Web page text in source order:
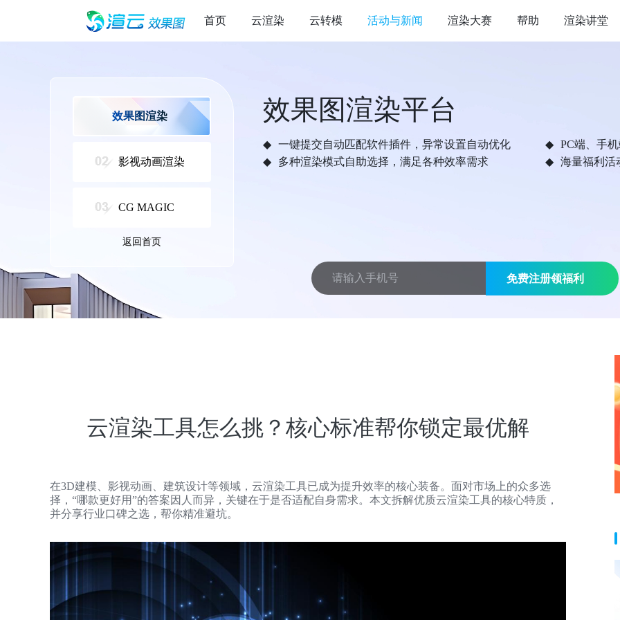
首页 云渲染 云转模 活动与新闻 渲染大赛 帮助 渲染讲堂
效果图渲染
影视动画渲染
CG MAGIC
返回首页
效果图渲染平台
一键提交自动匹配软件插件，异常设置自动优化
PC端、手
多种渲染模式自助选择，满足各种效率需求
海量福利活
免费注册领福利
云渲染工具怎么挑？核心标准帮你锁定最优解
在3D建模、影视动画、建筑设计等领域，云渲染工具已成为提升效率的核心装备。面对市场上的众多选
择，“哪款更好用”的答案因人而异，关键在于是否适配自身需求。本文拆解优质云渲染工具的核心特质，
并分享行业口碑之选，帮你精准避坑。